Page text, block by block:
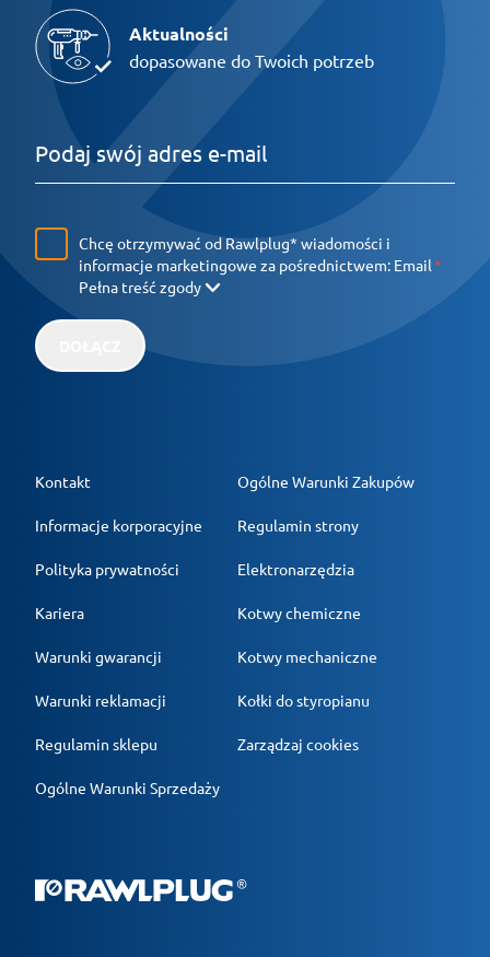
Aktualności
dopasowane do Twoich potrzeb
Chcę otrzymywać od Rawlplug* wiadomości i
informacje marketingowe za pośrednictwem: Email
Pełna treść zgody
Kontakt
Informacje korporacyjne
Polityka prywatności
Kariera
Warunki gwarancji
Warunki reklamacji
Regulamin sklepu
Ogólne Warunki Sprzedaży
Ogólne Warunki Zakupów
Regulamin strony
Elektronarzędzia
Kotwy chemiczne
Kotwy mechaniczne
Kołki do styropianu
Zarządzaj cookies